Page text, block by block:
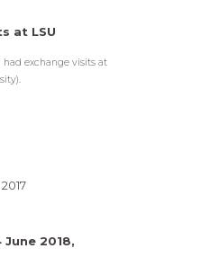
at LSU
had exchange visits at
June 2018,